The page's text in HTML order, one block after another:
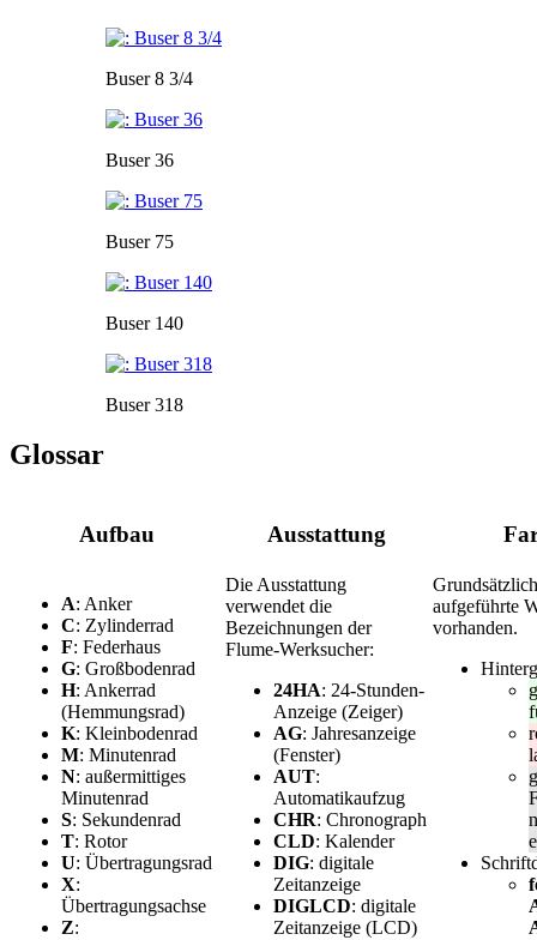
Buser 8 3/4
Buser 36
Buser 75
Buser 140
Buser 318
Glossar
Aufbau Ausstattung
A: Anker
C: Zylinderrad
F: Federhaus
G: Großbodenrad
H: Ankerrad
(Hemmungsrad)
K: Kleinbodenrad
M: Minutenrad
N: außermittiges
Minutenrad
S: Sekundenrad
T: Rotor
U: Übertragungsrad
X:
Übertragungsachse
Z:
Die Ausstattung
verwendet die
Bezeichnungen der
Flume-Werksucher:
24HA: 24-Stunden-
Anzeige (Zeiger)
AG: Jahresanzeige
(Fenster)
AUT:
Automatikaufzug
CHR: Chronograph
CLD: Kalender
DIG: digitale
Zeitanzeige
DIGLCD: digitale
Zeitanzeige (LCD)
aufgeführte
vorhanden.